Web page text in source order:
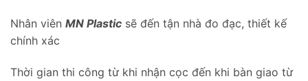
Nhân viên MN Plastic sẽ đến tận nhà đo đạc, thiết kế
chính xác
Thời gian thi công từ khi nhận cọc đến khi bàn giao từ